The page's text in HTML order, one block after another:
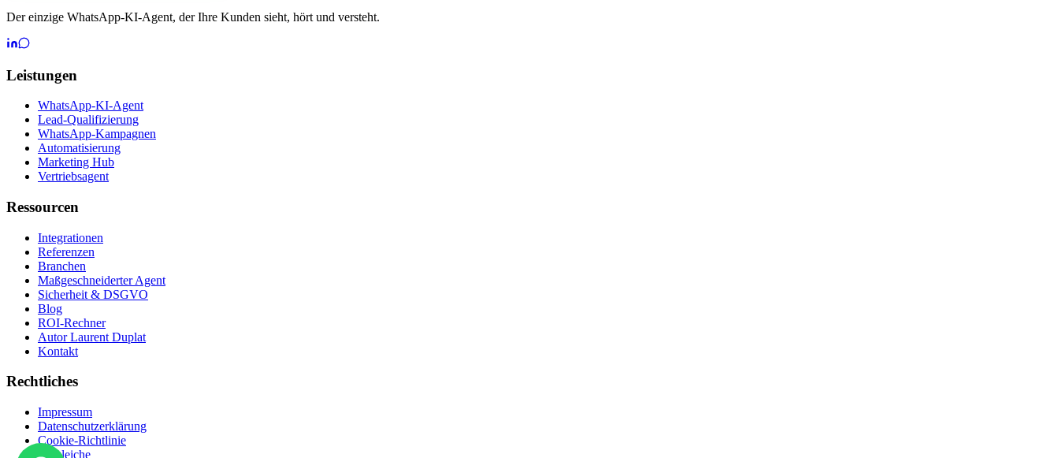
Der einzige WhatsApp-KI-Agent, der Ihre Kunden sieht, hört und versteht.
Leistungen
WhatsApp-KI-Agent
Lead-Qualifizierung
WhatsApp-Kampagnen
Automatisierung
Marketing Hub
Vertriebsagent
Ressourcen
Integrationen
Referenzen
Branchen
Maßgeschneiderter Agent
Sicherheit & DSGVO
Blog
ROI-Rechner
Autor Laurent Duplat
Kontakt
Rechtliches
Impressum
Datenschutzerklärung
Cookie-Richtlinie
Vergleiche